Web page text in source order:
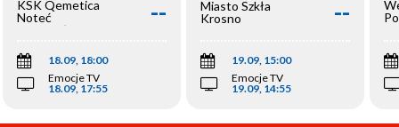
KSK Qemetica
Noteć
Inowrocław
--
18.09, 18:00
Emocje TV
18.09, 17:55
Miasto Szkła
Krosno
--
19.09, 15:00
Emocje TV
19.09, 14:55